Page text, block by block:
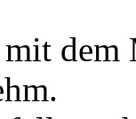
dem